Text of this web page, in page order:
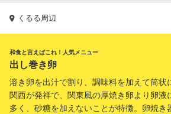
くるる周辺
和食と言えばこれ！人気メニュー
出し巻き卵
溶き卵を出汁で割り、調味料を加えて筒状
関西が発祥で、関東風の厚焼き卵より卵液
多く、砂糖を加えないことが特徴。卵焼き